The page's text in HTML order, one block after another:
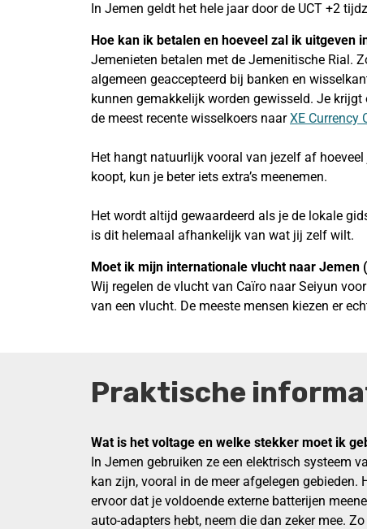
In Jemen geldt het hele jaar door de UCT +2
Hoe kan ik betalen en hoeveel zal ik uitgeven
Jemenieten betalen met de Jemenitische Rial.
algemeen geaccepteerd bij banken en
kunnen gemakkelijk worden gewisseld. Je
de meest recente wisselkoers naarXE Currency
Het hangt natuurlijk vooral van jezelf af
koopt, kun je beter iets extra’s meenemen.
Het wordt altijd gewaardeerd als je de lokale
is dit helemaal afhankelijk van wat jij zelf wilt.
Moet ik mijn internationale vlucht naar Jemen
Wij regelen de vlucht van Caïro naar Seiyun
van een vlucht. De meeste mensen kiezen er
Praktische
Wat is het voltage en welke stekker moet ik
In Jemen gebruiken ze een elektrisch systeem
kan zijn, vooral in de meer afgelegen
ervoor dat je voldoende externe batterijen
auto-adapters hebt, neem die dan zeker mee.